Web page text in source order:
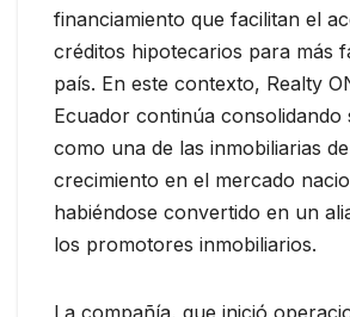
financiamiento que facilitan el
créditos hipotecarios para más
país. En este contexto, Realty
Ecuador continúa consolidando
como una de las inmobiliarias
crecimiento en el mercado
habiéndose convertido en un
los promotores inmobiliarios.
La compañía, que inició